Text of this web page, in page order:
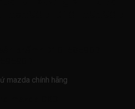
mazda chính hãng